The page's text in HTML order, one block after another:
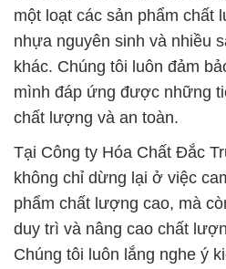
một loạt các sản phẩm chất
nhựa nguyên sinh và nhiều
khác. Chúng tôi luôn đảm
mình đáp ứng được những
chất lượng và an toàn.
Tại Công ty Hóa Chất Đắc
không chỉ dừng lại ở việc
phẩm chất lượng cao, mà
duy trì và nâng cao chất
Chúng tôi luôn lắng nghe ý